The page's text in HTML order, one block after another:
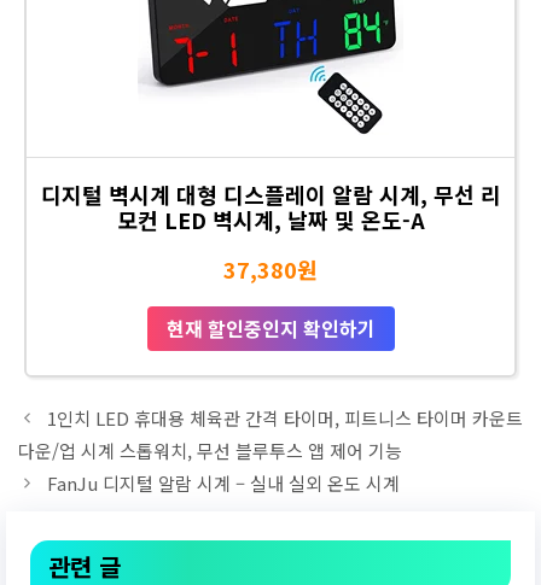
디지털 벽시계 대형 디스플레이 알람 시계, 무선 리
모컨 LED 벽시계, 날짜 및 온도-A
37,380원
현재 할인중인지 확인하기
1인치 LED 휴대용 체육관 간격 타이머, 피트니스 타이머 카운트
다운/업 시계 스톱워치, 무선 블루투스 앱 제어 기능
FanJu 디지털 알람 시계 – 실내 실외 온도 시계
관련 글